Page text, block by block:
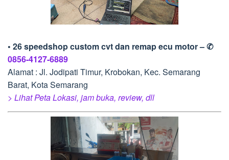
• 26 speedshop custom cvt dan remap ecu motor – ✆
0856-4127-6889
Alamat : Jl. Jodipati Timur, Krobokan, Kec. Semarang
Barat, Kota Semarang
> Lihat Peta Lokasi, jam buka, review, dll